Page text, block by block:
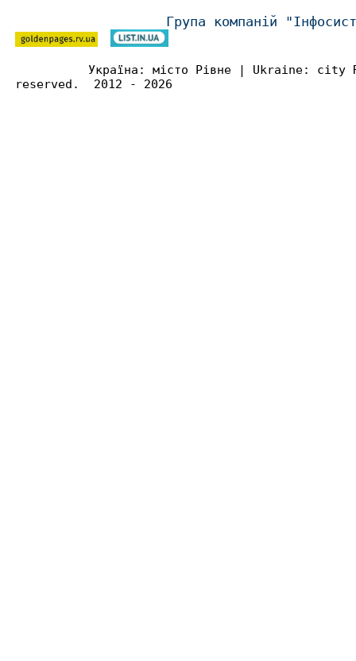
Група компаній
Україна: місто Рівне | Ukraine:
reserved. 2012 - 2026